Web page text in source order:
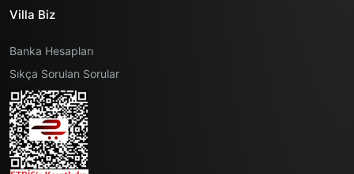
Villa Biz
Banka Hesapları
Sıkça Sorulan Sorular